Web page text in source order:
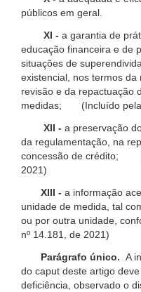
públicos em geral.
XI - a garantia de
educação financeira e de
situações de
existencial, nos termos
revisão e da repactuação
medidas; (Incluído pela
XII - a preservação
da regulamentação, na
concessão de crédito;
2021)
XIII - a informação
unidade de medida, tal
ou por outra unidade,
nº 14.181, de 2021)
Parágrafo único. A
do caput deste artigo
deficiência, observado o